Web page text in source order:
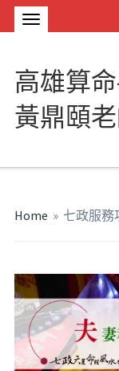
高雄算
黃鼎頤
Home » 七政服務